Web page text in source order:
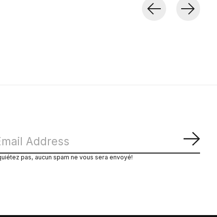
pas, aucun spam ne vous sera envoyé!